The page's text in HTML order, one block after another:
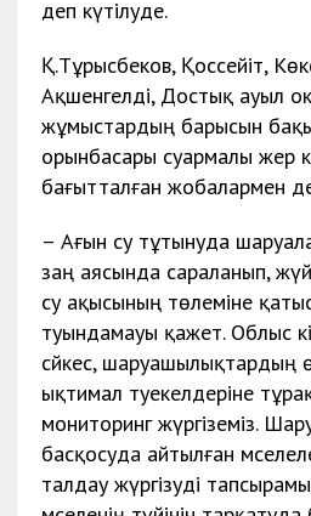
деп күтілуде.
Қ.Тұрысбеков, Қоссейіт,
Ақшенгелді, Достық ауыл
жұмыстардың барысын
орынбасары суармалы жер
бағытталған жобалармен
– Ағын су тұтынуда
заң аясында сараланып,
су ақысының төлеміне
туындамауы қажет. Облыс
сәйкес, шаруашылықтардың
ықтимал тәуекелдеріне
мониторинг жүргіземіз.
басқосуда айтылған
талдау жүргізуді